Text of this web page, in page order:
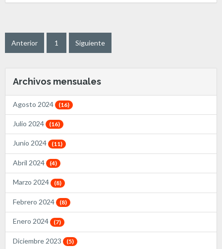
Anterior 1 Siguiente
Archivos mensuales
Agosto 2024 (16)
Julio 2024 (16)
Junio 2024 (11)
Abril 2024 (4)
Marzo 2024 (8)
Febrero 2024 (8)
Enero 2024 (7)
Diciembre 2023 (5)